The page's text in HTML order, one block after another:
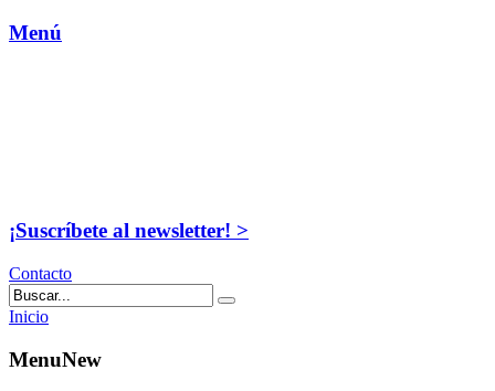
Menú
¡Suscríbete al newsletter! >
Contacto
Inicio
MenuNew